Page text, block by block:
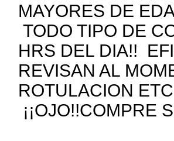
MAYORES DE
TODO TIPO DE
HRS DEL DIA!!
REVISAN AL
ROTULACION
¡¡OJO!!COMPRE